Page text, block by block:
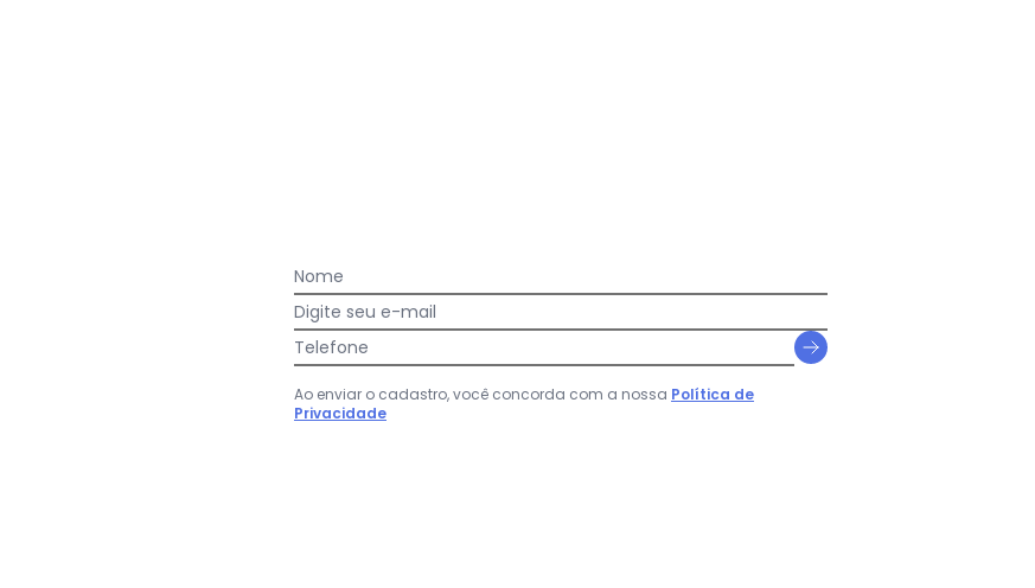
e par de Meia Verde
Nome
Digite seu e-mail
Telefone
Ao enviar o cadastro, você concorda com a nossa Política de
Privacidade